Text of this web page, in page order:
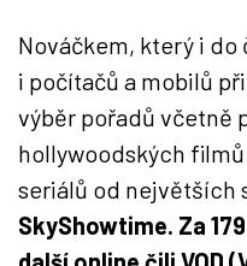
Nováčkem, který i do
i počítačů a mobilů
výběr pořadů včetně
hollywoodských
seriálů od největších
SkyShowtime. Za